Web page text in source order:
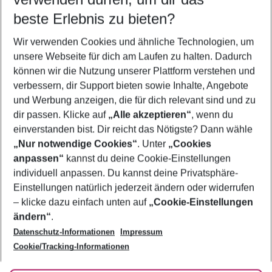
5-8 Nächte
2 Erwachsene Keine Kinder
Mehr Filter anzeigen
Footer
Footer navigation
Über uns
AGB
Bestpreisgarantie
Cookie-Einstellungen ändern
Cookie-Richtlinie
Agenturbetreuung
Barrierefreies Reisen
Folge uns
beste Erlebnis zu bieten?
Wir verwenden Cookies und ähnliche Technologien, um
unsere Webseite für dich am Laufen zu halten. Dadurch
können wir die Nutzung unserer Plattform verstehen und
verbessern, dir Support bieten sowie Inhalte, Angebote
und Werbung anzeigen, die für dich relevant sind und zu
dir passen. Klicke auf „Alle akzeptieren“, wenn du
einverstanden bist. Dir reicht das Nötigste? Dann wähle
„Nur notwendige Cookies“. Unter „Cookies
anpassen“ kannst du deine Cookie-Einstellungen
individuell anpassen. Du kannst deine Privatsphäre-
Einstellungen natürlich jederzeit ändern oder widerrufen
– klicke dazu einfach unten auf „Cookie-Einstellungen
ändern“.
Datenschutz-Informationen
Impressum
Cookie/Tracking-Informationen